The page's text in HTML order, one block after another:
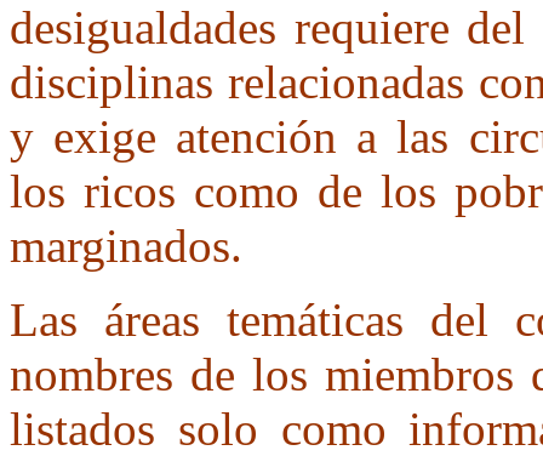
desigualdades requiere
disciplinas relacionadas
y exige atención a las
los ricos como de los
marginados.
Las áreas temáticas del
nombres de los miembros
listados solo como